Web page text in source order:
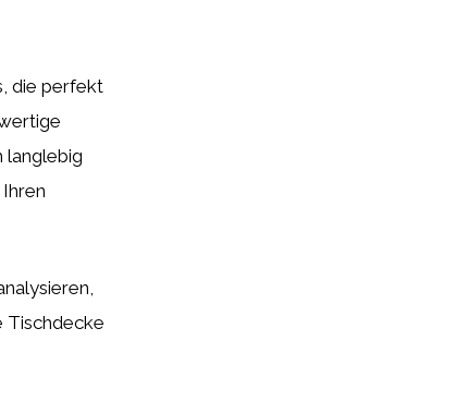
die perfekt
langlebig
Tischdecke